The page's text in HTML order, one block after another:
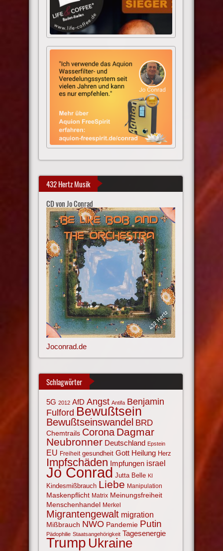
432 Hertz Musik
CD von Jo Conrad
Joconrad.de
Schlagwörter
5G 2012 AfD Angst Antifa Benjamin
Fulford Bewußtsein
Bewußtseinswandel BRD
Chemtrails Corona Dagmar
Neubronner Deutschland Epstein
EU Freiheit gesundheit Gott Heilung Herz
Impfschäden Impfungen israel
Jo Conrad Jutta Belle KI
Kindesmißbrauch Liebe Manipulation
Maskenpflicht Matrix Meinungsfreiheit
Menschenhandel Merkel
Migrantengewalt migration
Mißbrauch NWO Pandemie Putin
Pädophilie Staatsangehörigkeit Tagesenergie
Trump Ukraine